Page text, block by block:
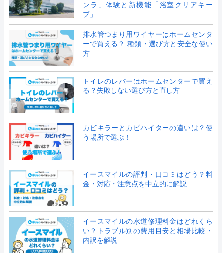
ンラ」体験と新機能「浴室クリアキー
プ」
排水管つまり用ワイヤーはホームセンタ
ーで買える？ 種類・選び方と安全な使い
方
トイレのレバーはホームセンターで買え
る？失敗しない選び方と直し方
カビキラーとカビハイターの違いは？使
う場所で選ぶ！
イースマイルの評判・口コミはどう？料
金・対応・注意点を中立的に解説
イースマイルの水道修理料金はどれくら
い？トラブル別の費用目安と相場比較・
内訳を解説